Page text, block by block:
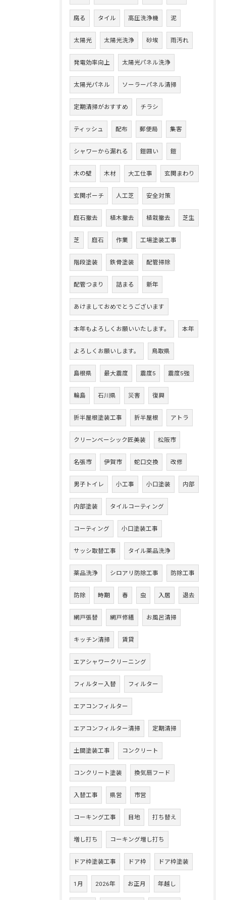
腐る タイル 高圧洗浄機 泥
太陽光 太陽光洗浄 砂埃 雨汚れ
発電効率向上 太陽光パネル洗浄
太陽光パネル ソーラーパネル清掃
定期清掃がおすすめ チラシ
ティッシュ 配布 郵便局 集客
シャワーから漏れる 鎧囲い 鎧
木の壁 木材 大工仕事 玄関まわり
玄関ポーチ 人工芝 安全対策
庭石撤去 植木撤去 植栽撤去 芝生
芝 庭石 作業 工場塗装工事
階段塗装 鉄骨塗装 配管掃除
配管つまり 詰まる 新年
あけましておめでとうございます
本年もよろしくお願いいたします。 本年
よろしくお願いします。 鳥取県
島根県 最大震度 震度5 震度5強
輪島 石川県 災害 復興
折半屋根塗装工事 折半屋根 アトラ
クリーンベーシック匠美装 松阪市
名張市 伊賀市 蛇口交換 改修
男子トイレ 小工事 小口塗装 内部
内部塗装 タイルコーティング
コーティング 小口塗装工事
サッシ取替工事 タイル薬品洗浄
薬品洗浄 シロアリ防除工事 防除工事
防除 時期 春 虫 入居 退去
網戸張替 網戸修繕 お風呂清掃
キッチン清掃 賃貸
エアシャワークリーニング
フィルター入替 フィルター
エアコンフィルター
エアコンフィルター清掃 定期清掃
土間塗装工事 コンクリート
コンクリート塗装 換気扇フード
入替工事 県営 市営
コーキング工事 目地 打ち替え
増し打ち コーキング増し打ち
ドア枠塗装工事 ドア枠 ドア枠塗装
1月 2026年 お正月 年越し